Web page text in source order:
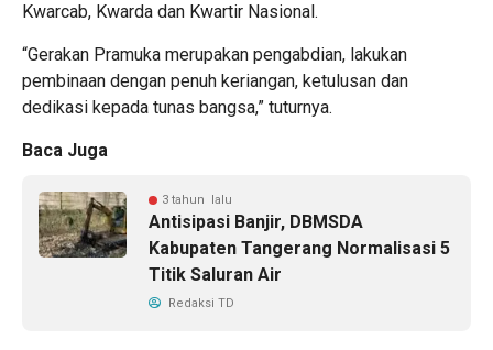
Kwarcab, Kwarda dan Kwartir Nasional.
“Gerakan Pramuka merupakan pengabdian, lakukan
pembinaan dengan penuh keriangan, ketulusan dan
dedikasi kepada tunas bangsa,” tuturnya.
Baca Juga
3 tahun lalu
Antisipasi Banjir, DBMSDA
Kabupaten Tangerang Normalisasi 5
Titik Saluran Air
Redaksi TD